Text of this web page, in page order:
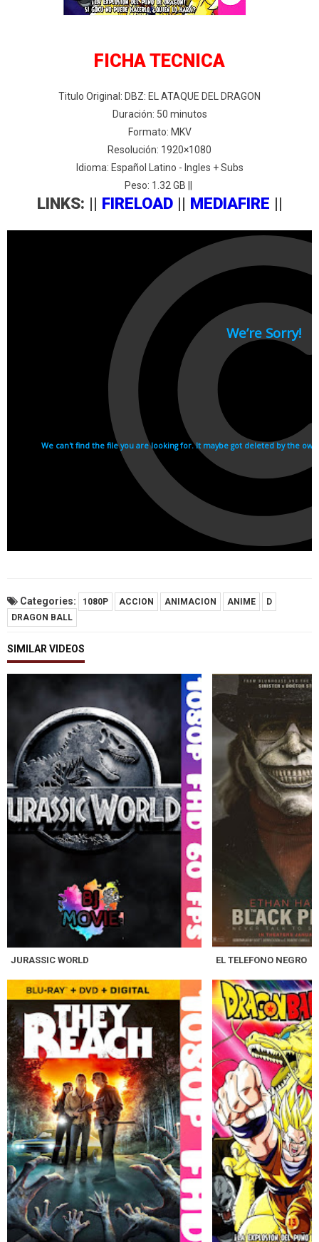
FICHA TECNICA
Titulo Original: DBZ: EL ATAQUE DEL DRAGON
Duración: 50 minutos
Formato: MKV
Resolución: 1920×1080
Idioma: Español Latino - Ingles + Subs
Peso: 1.32 GB ||
LINKS: || FIRELOAD|| MEDIAFIRE ||
Categories: 1080P ACCION ANIMACION ANIME
D
DRAGON BALL
SIMILAR VIDEOS
JURASSIC WORLD EL TELEFONO NEGRO